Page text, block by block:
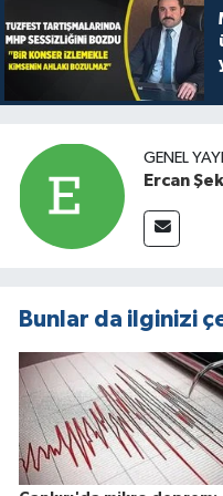
GENEL
Ercan
Bunlar da ilginizi